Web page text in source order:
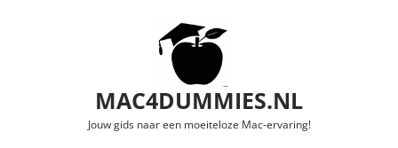
MAC4DUMMIES.NL
Jouw gids naar een moeiteloze Mac-ervaring!